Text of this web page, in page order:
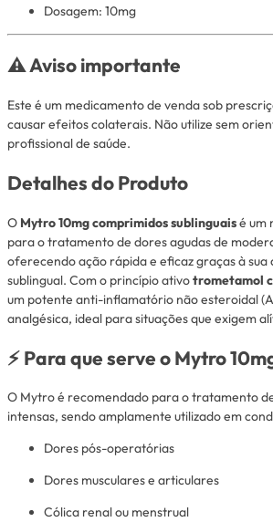
Dosagem: 10mg
⚠️ Aviso importante
Este é um medicamento de venda sob
causar efeitos colaterais. Não utilize sem
profissional de saúde.
Detalhes do Produto
O Mytro 10mg comprimidos sublinguaisé um
para o tratamento de dores agudas de
oferecendo ação rápida e eficaz graças à sua
sublingual. Com o princípio ativotrometamol
um potente anti-inflamatório não esteroidal
analgésica, ideal para situações que exigem
⚡ Para que serve o Mytro
O Mytro é recomendado para o tratamento
intensas, sendo amplamente utilizado em
Dores pós-operatórias
Dores musculares e articulares
Cólica renal ou menstrual